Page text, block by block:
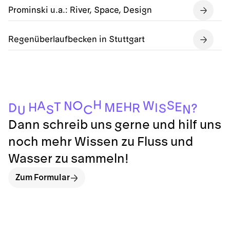
Prominski u.a.: River, Space, Design
Regenüberlaufbecken in Stuttgart
DU H AST NOCH M EH R WI SSEN?
Dann schreib uns gerne und hilf uns
noch mehr Wissen zu Fluss und
Wasser zu sammeln!
Zum Formular